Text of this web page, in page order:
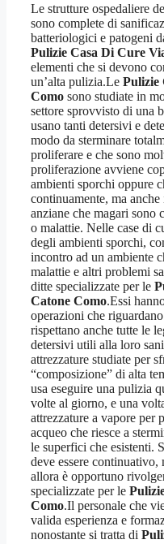
Le strutture ospedaliere
sono complete di
batteriologici e patogeni
Pulizie Casa Di Cure
elementi che si devono
un’alta pulizia.Le Pulizie
Como sono studiate in
settore sprovvisto di una
usano tanti detersivi e
modo da sterminare
proliferare e che sono
proliferazione avviene
ambienti sporchi oppure
continuamente, ma
anziane che magari sono
o malattie. Nelle case di
degli ambienti sporchi,
incontro ad un ambiente
malattie e altri problemi
ditte specializzate per le
Catone Como.Essi
operazioni che
rispettano anche tutte le
detersivi utili alla loro
attrezzature studiate per
“composizione” di alta
usa eseguire una pulizia
volte al giorno, e una
attrezzature a vapore per
acqueo che riesce a
le superfici che esistenti.
deve essere
allora è opportuno
specializzate per le
Como.Il personale che
valida esperienza e
nonostante si tratta di